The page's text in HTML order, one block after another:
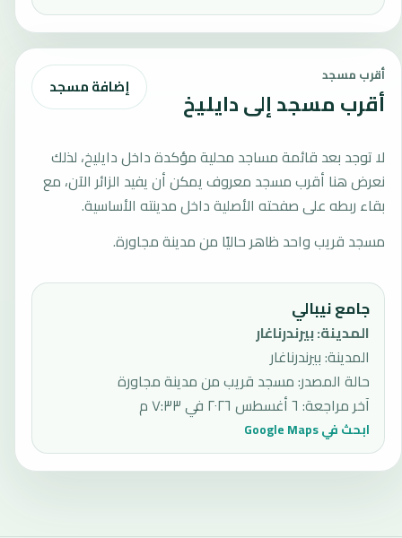
أقرب مسجد
أقرب مسجد إلى دايليخ إضافة مسجد
لا توجد بعد قائمة مساجد محلية مؤكدة داخل دايليخ، لذلك
نعرض هنا أقرب مسجد معروف يمكن أن يفيد الزائر الآن، مع
بقاء ربطه على صفحته الأصلية داخل مدينته الأساسية.
مسجد قريب واحد ظاهر حاليًا من مدينة مجاورة.
جامع نيبالي
المدينة:بيرندرناغار
المدينة: بيرندرناغار
حالة المصدر:مسجد قريب من مدينة مجاورة
آخر مراجعة: ٦ أغسطس ٢٠٢٦ في ٧:٣٣ م
ابحث في Google Maps